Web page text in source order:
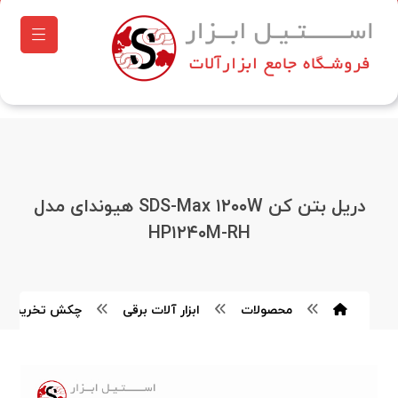
دریل بتن کن SDS-Max ۱۲۰۰W هیوندای مدل
HP۱۲۴۰M-RH
محصولات ابزار آلات برقی چکش تخریب